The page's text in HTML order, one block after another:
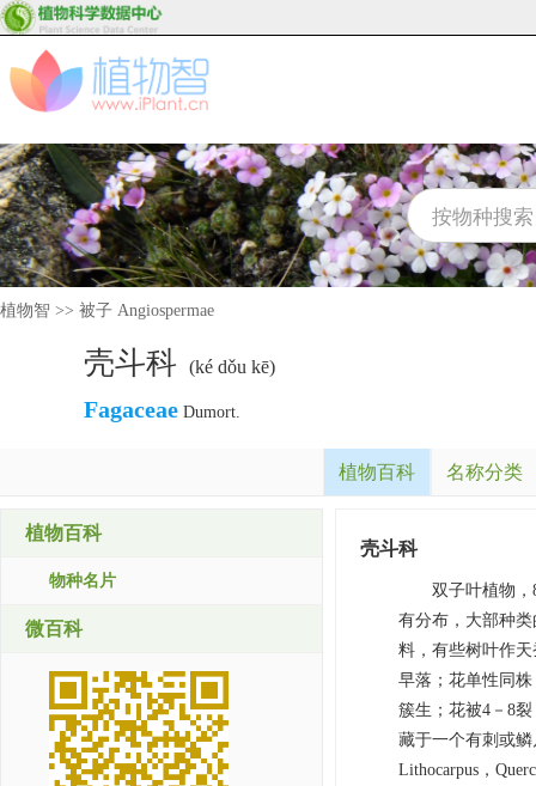
植物智 >> 被子 Angiospermae
壳斗科 (ké dǒu kē)
Fagaceae Dumort.
植物百科 名称分类
植物百科
物种名片
微百科
壳斗科
双子叶植物
有分布，大部种
料，有些树叶作
早落；花单性同
簇生；花被4－8
藏于一个有刺或鳞
Lithocarpus，